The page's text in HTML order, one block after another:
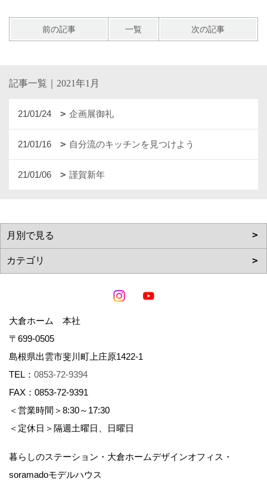
前の記事 一覧 次の記事
記事一覧｜2021年1月
21/01/24 企画展御礼
21/01/16 自分流のキッチンを見つけよう
21/01/06 謹賀新年
大倉ホーム 本社
〒699-0505
島根県出雲市斐川町上庄原1422-1
TEL： 0853-72-9394
FAX：0853-72-9391
＜営業時間＞8:30～17:30
＜定休日＞隔週土曜日、日曜日
暮らしのステーション・大倉ホームデザインオフィス・
soramadoモデルハウス